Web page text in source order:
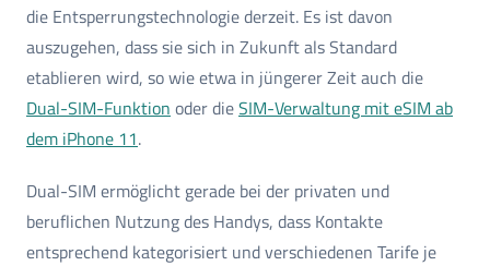
die Entsperrungstechnologie derzeit. Es ist davon
auszugehen, dass sie sich in Zukunft als Standard
etablieren wird, so wie etwa in jüngerer Zeit auch die
Dual-SIM-Funktion oder dieSIM-Verwaltung mit eSIM ab
dem iPhone 11.
Dual-SIM ermöglicht gerade bei der privaten und
beruflichen Nutzung des Handys, dass Kontakte
entsprechend kategorisiert und verschiedenen Tarife je